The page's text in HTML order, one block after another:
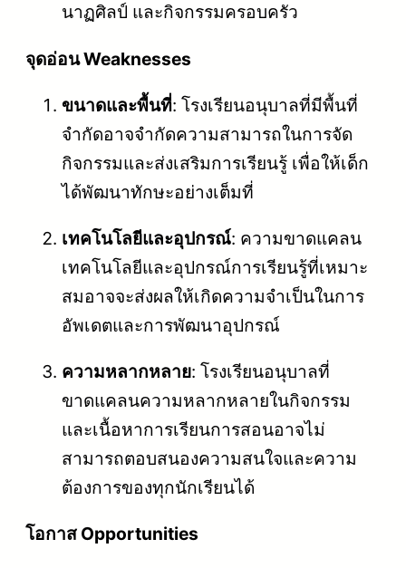
นาฏศิลป์ และกิจกรรมครอบครัว
จุดอ่อน Weaknesses
ขนาดและพื้นที่: โรงเรียนอนุบาลที่มีพื้นที่
จำกัดอาจจำกัดความสามารถในการจัด
กิจกรรมและส่งเสริมการเรียนรู้ เพื่อให้เด็ก
ได้พัฒนาทักษะอย่างเต็มที่
เทคโนโลยีและอุปกรณ์: ความขาดแคลน
เทคโนโลยีและอุปกรณ์การเรียนรู้ที่เหมาะ
สมอาจจะส่งผลให้เกิดความจำเป็นในการ
อัพเดตและการพัฒนาอุปกรณ์
ความหลากหลาย: โรงเรียนอนุบาลที่
ขาดแคลนความหลากหลายในกิจกรรม
และเนื้อหาการเรียนการสอนอาจไม่
สามารถตอบสนองความสนใจและความ
ต้องการของทุกนักเรียนได้
โอกาส Opportunities